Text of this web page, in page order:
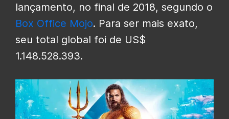
lançamento, no final de 2018, segundo o
Box Office Mojo. Para ser mais exato,
seu total global foi de US$
1.148.528.393.